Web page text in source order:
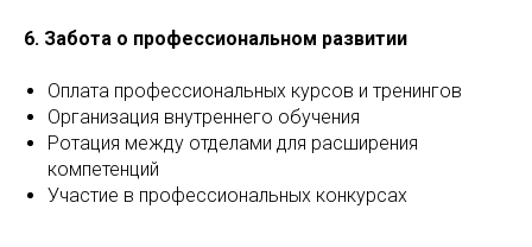
6. Забота о профессиональном развитии
Оплата профессиональных курсов и тренингов
Организация внутреннего обучения
Ротация между отделами для расширения
компетенций
Участие в профессиональных конкурсах